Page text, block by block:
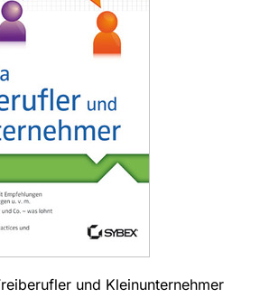
und Kleinunternehmer